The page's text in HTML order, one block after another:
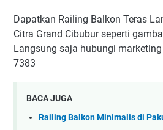
Dapatkan Railing Balkon Teras
Citra Grand Cibubur seperti
Langsung saja hubungi
7383
BACA JUGA
Railing Balkon Minimalis di